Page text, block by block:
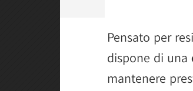
Pensato per
dispone di una
mantenere